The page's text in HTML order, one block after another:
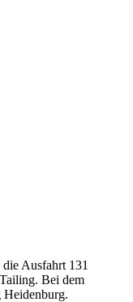
Ausfahrt 131
Bei dem
Heidenburg.